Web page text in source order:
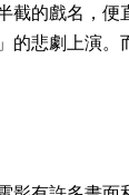
截的戲名，便
的悲劇上演。